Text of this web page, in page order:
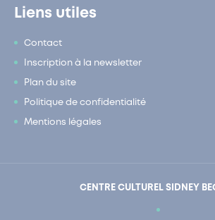
Liens utiles
Contact
Inscription à la newsletter
Plan du site
Politique de confidentialité
Mentions légales
CENTRE CULTUREL SIDNEY